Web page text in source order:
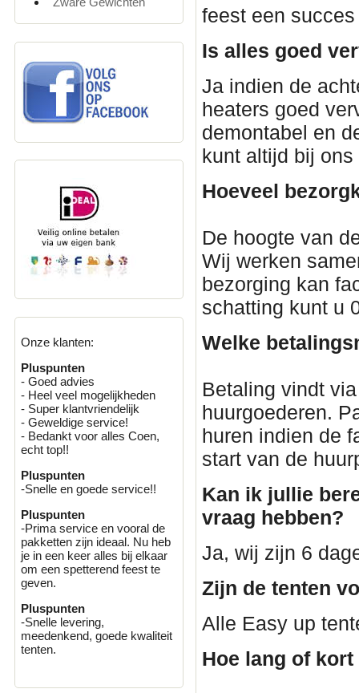
Onze klanten:
Pluspunten
- Goed advies
- Heel veel mogelijkheden
- Super klantvriendelijk
- Geweldige service!
- Bedankt voor alles Coen,
echt top!!
Pluspunten
-Snelle en goede service!!
Pluspunten
-Prima service en vooral de
pakketten zijn ideaal. Nu heb
je in een keer alles bij elkaar
om een spetterend feest te
geven.
Pluspunten
-Snelle levering,
meedenkend, goede kwaliteit
tenten.
feest een
Is alles goed
Ja indien de
heaters goed
demontabel en
kunt altijd bij
Hoeveel
De hoogte van
Wij werken
bezorging kan
schatting kunt u
Welke
Betaling vindt
huurgoederen.
huren indien de
start van de
Kan ik jullie
vraag hebben?
Ja, wij zijn 6
Zijn de tenten
Alle Easy up
Hoe lang of